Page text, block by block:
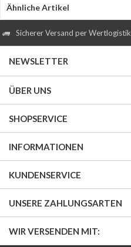
Ähnliche Artikel
Sicherer Versand per Wertlogistik
NEWSLETTER
ÜBER UNS
SHOPSERVICE
INFORMATIONEN
KUNDENSERVICE
UNSERE ZAHLUNGSARTEN
WIR VERSENDEN MIT: